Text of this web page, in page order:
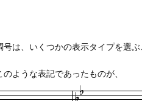
は、いくつかの表示タイプを選ぶ
ような表記であったものが、